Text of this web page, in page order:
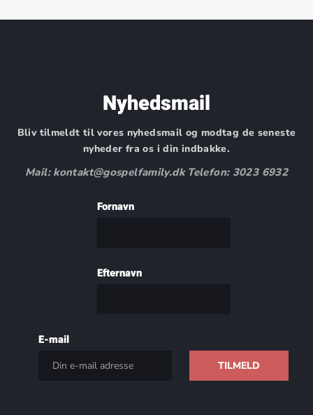
Nyhedsmail
Bliv tilmeldt til vores nyhedsmail og modtag de seneste
nyheder fra os i din indbakke.
Mail: kontakt@gospelfamily.dk Telefon: 3023 6932
Fornavn
Efternavn
E-mail